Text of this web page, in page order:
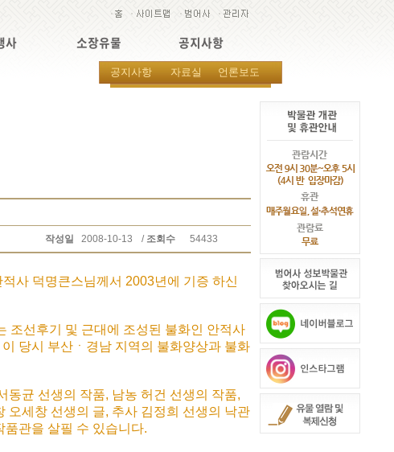
사 소장유물 공지사항
공지사항 자료실 언론보도
작성일 2008-10-13 / 조회수 54433
사 덕명큰스님께서 2003년에 기증 하신
조선후기 및 근대에 조성된 불화인 안적사
당시 부산ㆍ경남 지역의 불화양상과 불화
동균 선생의 작품, 남농 허건 선생의 작품,
오세창 선생의 글, 추사 김정희 선생의 낙관
관을 살필 수 있습니다.